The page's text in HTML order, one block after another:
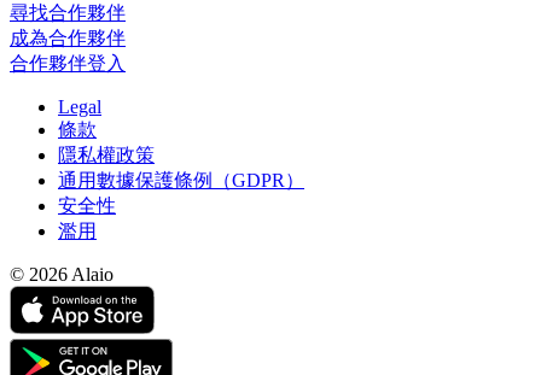
尋找合作夥伴
成為合作夥伴
合作夥伴登入
Legal
條款
隱私權政策
通用數據保護條例（GDPR）
安全性
濫用
© 2026 Alaio